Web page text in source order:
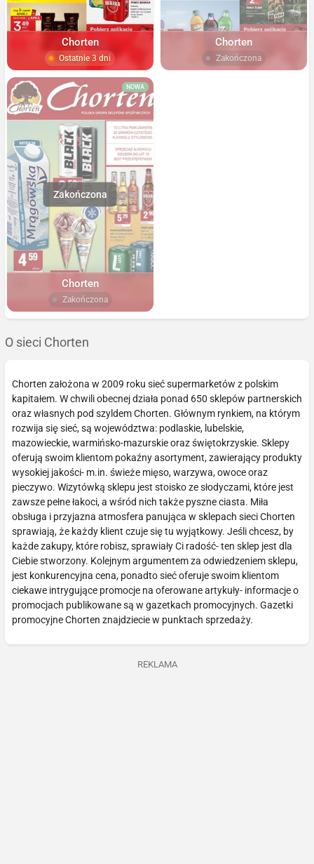
Chorten
Ostatnie 3 dni
Chorten
Zakończona
NOWA
Chorten
Zakończona
O sieci Chorten
Chorten założona w 2009 roku sieć supermarketów z polskim
kapitałem. W chwili obecnej działa ponad 650 sklepów partnerskich
oraz własnych pod szyldem Chorten. Głównym rynkiem, na którym
rozwija się sieć, są województwa: podlaskie, lubelskie,
mazowieckie, warmińsko-mazurskie oraz świętokrzyskie. Sklepy
oferują swoim klientom pokaźny asortyment, zawierający produkty
wysokiej jakości- m.in. świeże mięso, warzywa, owoce oraz
pieczywo. Wizytówką sklepu jest stoisko ze słodyczami, które jest
zawsze pełne łakoci, a wśród nich także pyszne ciasta. Miła
obsługa i przyjazna atmosfera panująca w sklepach sieci Chorten
sprawiają, że każdy klient czuje się tu wyjątkowy. Jeśli chcesz, by
każde zakupy, które robisz, sprawiały Ci radość- ten sklep jest dla
Ciebie stworzony. Kolejnym argumentem za odwiedzeniem sklepu,
jest konkurencyjna cena, ponadto sieć oferuje swoim klientom
ciekawe intrygujące promocje na oferowane artykuły- informacje o
promocjach publikowane są w gazetkach promocyjnych. Gazetki
promocyjne Chorten znajdziecie w punktach sprzedaży.
REKLAMA